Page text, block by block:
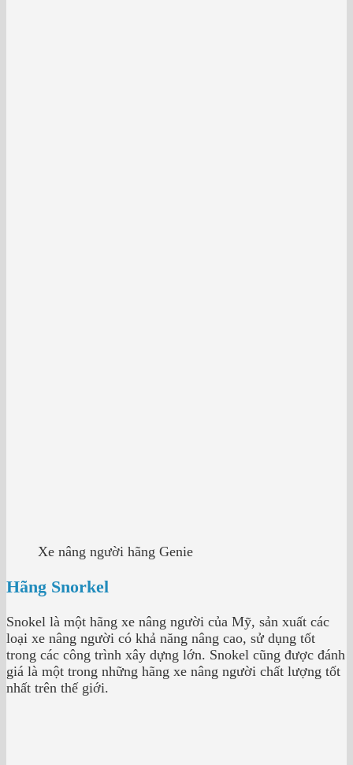
Xe nâng người hãng Genie
Hãng Snorkel
Snokel là một hãng xe nâng người của Mỹ, sản xuất các
loại xe nâng người có khả năng nâng cao, sử dụng tốt
trong các công trình xây dựng lớn. Snokel cũng được đánh
giá là một trong những hãng xe nâng người chất lượng tốt
nhất trên thế giới.